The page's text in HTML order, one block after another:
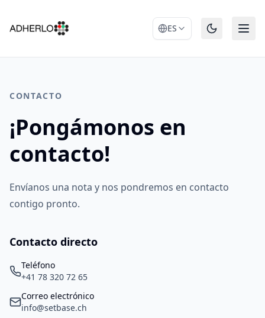
ES
CONTACTO
¡Pongámonos en
contacto!
Envíanos una nota y nos pondremos en contacto
contigo pronto.
Contacto directo
Teléfono
+41 78 320 72 65
Correo electrónico
info@setbase.ch